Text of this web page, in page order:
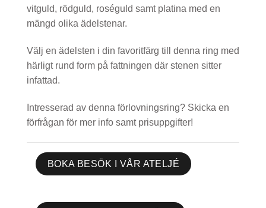
vitguld, rödguld, roséguld samt platina med en
mängd olika ädelstenar.
Välj en ädelsten i din favoritfärg till denna ring med
härligt rund form på fattningen där stenen sitter
infattad.
Intresserad av denna förlovningsring? Skicka en
förfrågan för mer info samt prisuppgifter!
BOKA BESÖK I VÅR ATELJÉ